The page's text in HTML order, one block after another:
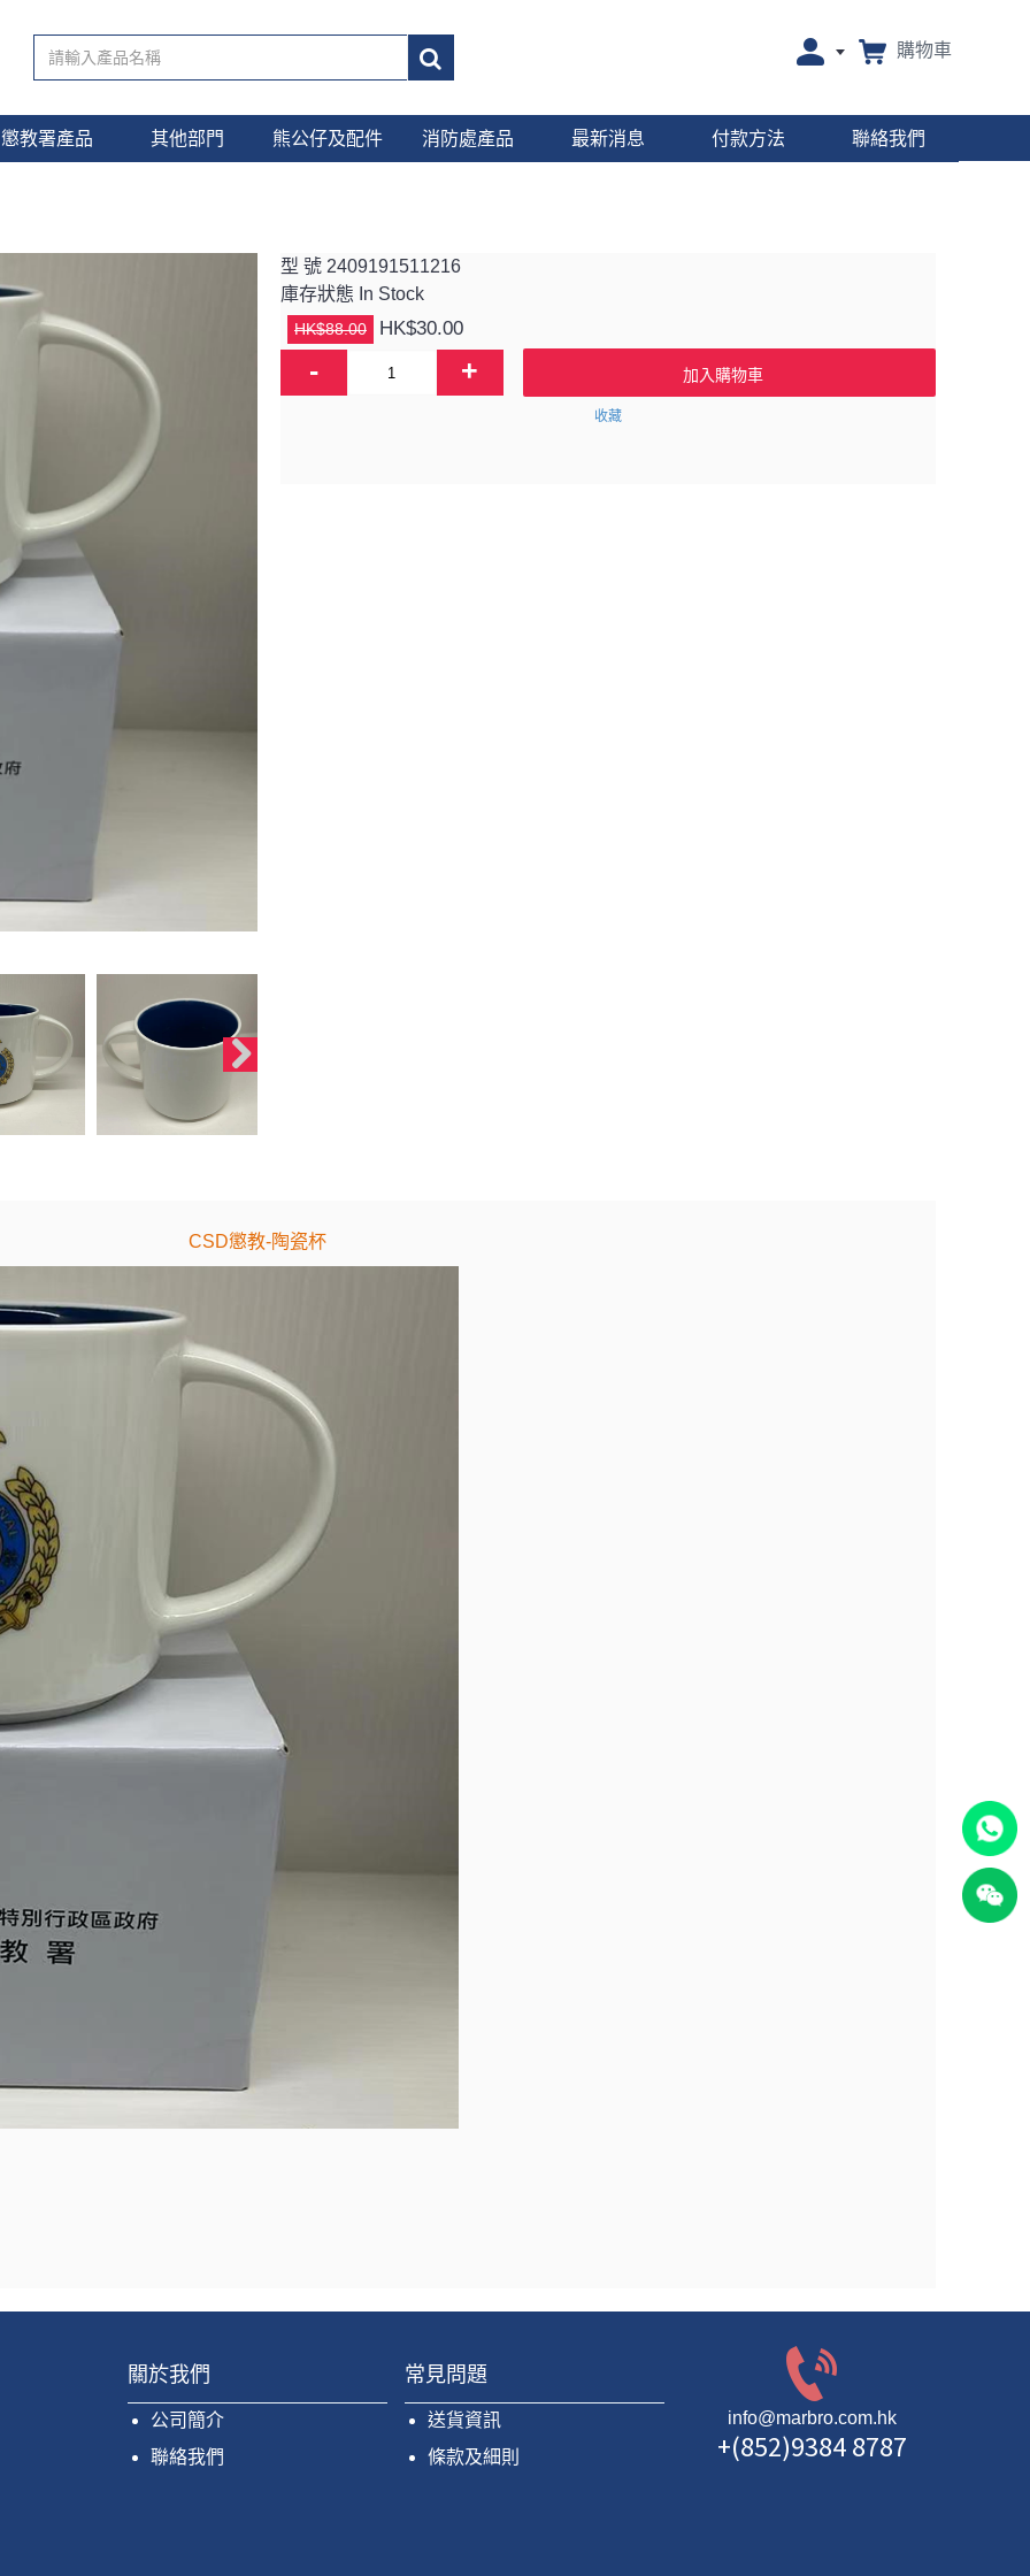
購物車
懲教署產品 其他部門 熊公仔及配件 消防處產品 最新消息 付款方法 聯絡我們
型 號 2409191511216
庫存狀態 In Stock
HK$88.00 HK$30.00
- + 加入購物車
收藏
CSD懲教-陶瓷杯
關於我們
公司簡介
聯絡我們
常見問題
送貨資訊
條款及細則
info@marbro.com.hk
+(852)9384 8787